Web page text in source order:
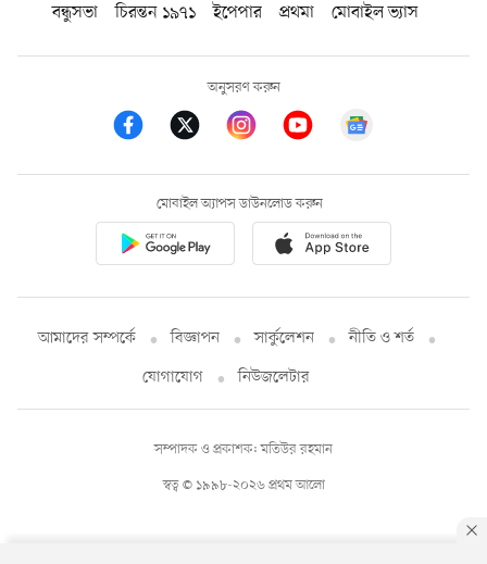
বন্ধুসভা
চিরন্তন ১৯৭১ ইপেপার প্রথমা মোবাইল ভ্যাস
অনুসরণ করুন
মোবাইল অ্যাপস ডাউনলোড করুন
আমাদের সম্পর্কে বিজ্ঞাপন সার্কুলেশন
নীতি ও শর্ত
যোগাযোগ
নিউজলেটার
স্বত্ব © ১৯৯৮-২০২৬ প্রথম আলো
সম্পাদক ও প্রকাশক: মতিউর রহমান